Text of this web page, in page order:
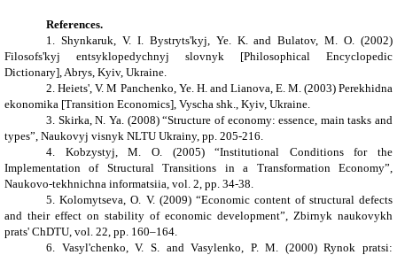
References.
1. Shynkaruk, V. I. Bystryts'kyj, Ye. K. and Bulatov, M. O. (2002)
Filosofs'kyj entsyklopedychnyj slovnyk [Philosophical Encyclopedic
Dictionary], Abrys, Kyiv, Ukraine.
2. Heiets', V. M Panchenko, Ye. H. and Lianova, E. M. (2003) Perekhidna
ekonomika [Transition Economics], Vyscha shk., Kyiv, Ukraine.
3. Skirka, N. Ya. (2008) “Structure of economy: essence, main tasks and
types”, Naukovyj visnyk NLTU Ukrainy, pp. 205-216.
4. Kobzystyj, M. O. (2005) “Institutional Conditions for the
Implementation of Structural Transitions in a Transformation Economy”,
Naukovo-tekhnichna informatsiia, vol. 2, pp. 34-38.
5. Kolomytseva, O. V. (2009) “Economic content of structural defects
and their effect on stability of economic development”, Zbirnyk naukovykh
prats' ChDTU, vol. 22, pp. 160–164.
6. Vasyl'chenko, V. S. and Vasylenko, P. M. (2000) Rynok pratsi: